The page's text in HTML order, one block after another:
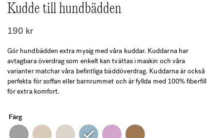
Kudde till hundbädden
190 kr
Gör hundbädden extra mysig med våra kuddar. Kuddarna har
avtagbara överdrag som enkelt kan tvättas i maskin och våra
varianter matchar våra befintliga bäddöverdrag. Kuddarna är också
perfekta för soffan eller barnrummet och är fyllda med 100% fiberfill
för extra komfort.
Färg